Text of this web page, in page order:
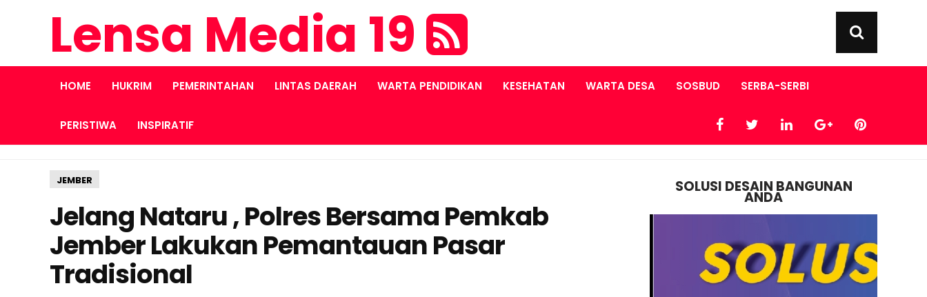
Lensa Media 19
HOME HUKRIM PEMERINTAHAN LINTAS DAERAH WARTA PENDIDIKAN KESEHATAN WARTA DESA SOSBUD SERBA-SERBI
PERISTIWA INSPIRATIF
JEMBER
Jelang Nataru , Polres Bersama Pemkab
Jember Lakukan Pemantauan Pasar
Tradisional
SOLUSI DESAIN BANGUNAN
ANDA